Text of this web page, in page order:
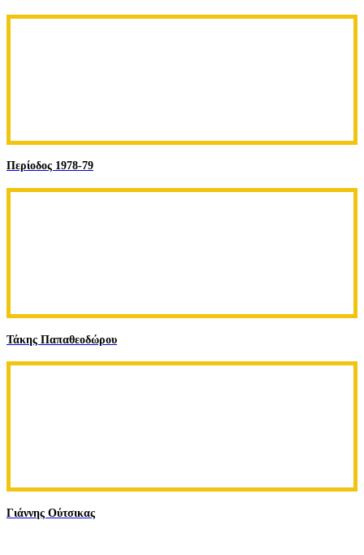
Περίοδος 1978-79
Τάκης Παπαθεοδώρου
Γιάννης Ούτσικας